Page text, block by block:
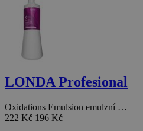
LONDA Profesional
Oxidations Emulsion emulzní …
222 Kč 196 Kč